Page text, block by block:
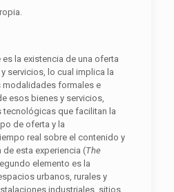
la existencia de una oferta
servicios, lo cual implica la
modalidades formales e
esos bienes y servicios,
que facilitan la
de oferta y la
real sobre el contenido y
esta experiencia (The
elemento es la
urbanos, rurales y
industriales, sitios